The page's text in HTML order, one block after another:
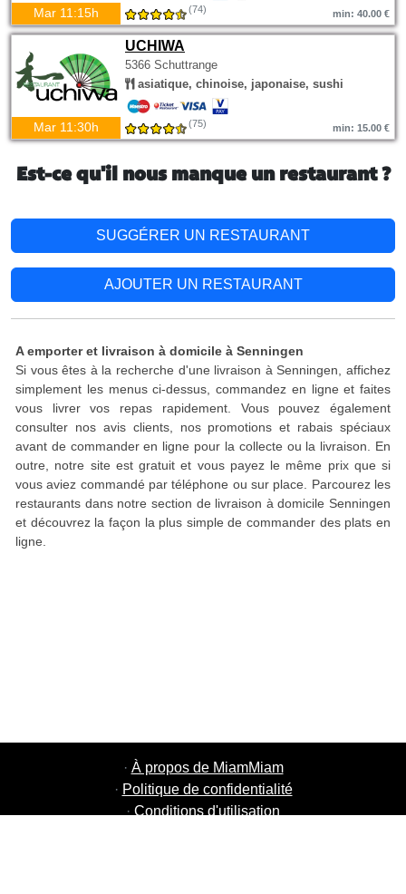
Mar 11:15h (74) min: 40.00 €
UCHIWA
5366 Schuttrange
asiatique, chinoise, japonaise, sushi
Mar 11:30h (75) min: 15.00 €
Est-ce qu'il nous manque un restaurant ?
SUGGÉRER UN RESTAURANT
AJOUTER UN RESTAURANT
A emporter et livraison à domicile à Senningen
Si vous êtes à la recherche d'une livraison à Senningen, affichez
simplement les menus ci-dessus, commandez en ligne et faites
vous livrer vos repas rapidement. Vous pouvez également
consulter nos avis clients, nos promotions et rabais spéciaux
avant de commander en ligne pour la collecte ou la livraison. En
outre, notre site est gratuit et vous payez le même prix que si
vous aviez commandé par téléphone ou sur place. Parcourez les
restaurants dans notre section de livraison à domicile Senningen
et découvrez la façon la plus simple de commander des plats en
ligne.
· À propos de MiamMiam
· Politique de confidentialité
· Conditions d'utilisation